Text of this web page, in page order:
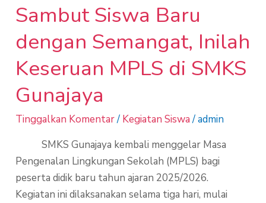
Sambut Siswa Baru
dengan Semangat, Inilah
Keseruan MPLS di SMKS
Gunajaya
Tinggalkan Komentar/ Kegiatan Siswa /admin
SMKS Gunajaya kembali menggelar Masa
Pengenalan Lingkungan Sekolah (MPLS) bagi
peserta didik baru tahun ajaran 2025/2026.
Kegiatan ini dilaksanakan selama tiga hari, mulai